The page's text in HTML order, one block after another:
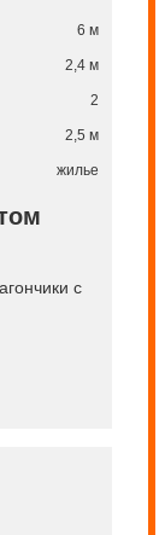
6 м
2,4 м
2
2,5 м
жилье
с